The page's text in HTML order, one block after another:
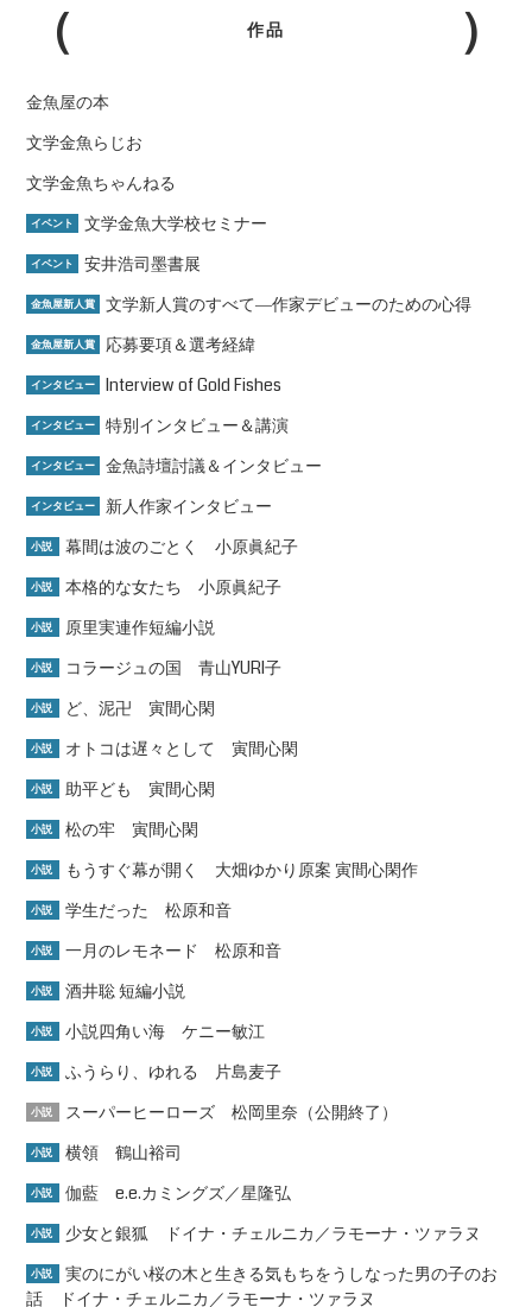
作品
金魚屋の本
文学金魚らじお
文学金魚ちゃんねる
イベント 文学金魚大学校セミナー
イベント 安井浩司墨書展
金魚屋新人賞 文学新人賞のすべて―作家デビューのための心得
金魚屋新人賞 応募要項＆選考経緯
インタビュー Interview of Gold Fishes
インタビュー 特別インタビュー＆講演
インタビュー 金魚詩壇討議＆インタビュー
インタビュー 新人作家インタビュー
小説 幕間は波のごとく 小原眞紀子
小説 本格的な女たち 小原眞紀子
小説 原里実連作短編小説
小説 コラージュの国 青山YURI子
小説 ど、泥卍 寅間心閑
小説 オトコは遅々として 寅間心閑
小説 助平ども 寅間心閑
小説 松の牢 寅間心閑
小説 もうすぐ幕が開く 大畑ゆかり原案 寅間心閑作
小説 学生だった 松原和音
小説 一月のレモネード 松原和音
小説 酒井聡 短編小説
小説 小説四角い海 ケニー敏江
小説 ふうらり、ゆれる 片島麦子
小説 スーパーヒーローズ 松岡里奈（公開終了）
小説 横領 鶴山裕司
小説 伽藍 e.e.カミングズ／星隆弘
小説 少女と銀狐 ドイナ・チェルニカ／ラモーナ・ツァラヌ
小説
実のにがい桜の木と生きる気もちをうしなった男の子のお
話 ドイナ・チェルニカ／ラモーナ・ツァラヌ